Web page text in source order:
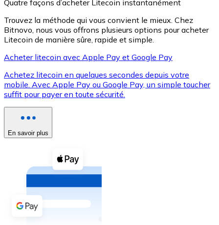
XRP
XRP
Voir toutes
Coupons crypto
Achetez des cryptomonnaies en espèces et d'autres
Acheter avec espèces
Virement SEPA
Quatre façons d’acheter Litecoin instantanément
Trouvez la méthode qui vous convient le mieux. Chez
Bitnovo, nous vous offrons plusieurs options pour acheter
Litecoin de manière sûre, rapide et simple.
Acheter litecoin avec Apple Pay et Google Pay
Achetez litecoin en quelques secondes depuis votre
mobile. Avec Apple Pay ou Google Pay, un simple toucher
suffit pour payer en toute sécurité.
En savoir plus